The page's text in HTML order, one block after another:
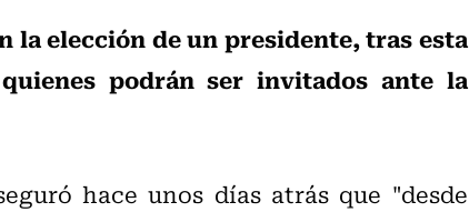
la elección de un presidente, tras esta
podrán ser invitados ante la
hace unos días atrás que "desde